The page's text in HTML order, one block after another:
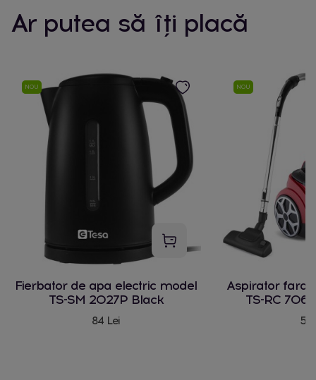
Ar putea să îți placă
NOU
Fierbator de apa electric model
TS-SM 2027P Black
84 Lei
NOU
Aspirator fara
TS-RC 706